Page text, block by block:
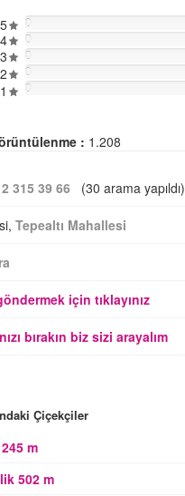
5 0
4 0
3 0
2 0
1 0
: 1.208
315 39 66 (30 arama yapıldı)
Tepealtı Mahallesi
için tıklayınız
bırakın biz sizi arayalım
Çiçekçiler
m
502 m